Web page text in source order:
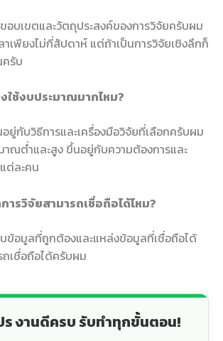
อบเขตและวัตถุประสงค์ของการวิจัยครับผม
าเพียงไม่กี่สัปดาห์ แต่ถ้าเป็นการวิจัยเชิงลึกก็
ครับ
ใช้งบประมาณมากไหม?
ยู่กับวิธีการและเครื่องมือวิจัยที่เลือกครับผม
าณต่ำและสูง ขึ้นอยู่กับความต้องการและ
ต่ละคน
ารวิจัยสามารถเชื่อถือได้ไหม?
ข้อมูลที่ถูกต้องและแหล่งข้อมูลที่เชื่อถือได้
เชื่อถือได้ครับผม
ร งานดีครบ รับทำทุกขั้นตอน!